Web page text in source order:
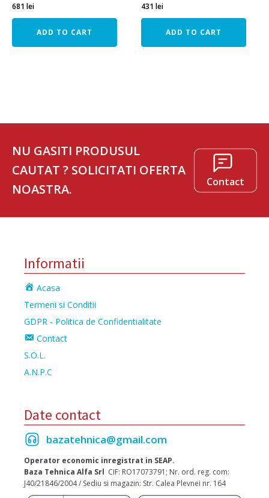
681 lei
ADD TO CART
431lei
ADD TO CART
NU GASITI PRODUSUL
CAUTAT ? SOLICITATI OFERTA
NOASTRA.
Contact
Informatii
Acasa
Termeni si Conditii
GDPR - Politica de Confidentialitate
Contact
S.O.L.
A.N.P.C
Date contact
bazatehnica@gmail.com
Operator economic inregistrat in SEAP.
Baza Tehnica Alfa Srl CIF: RO17073791; Nr. ord. reg. com:
J40/21846/2004 / Sediu si magazin: Str. Calea Plevnei nr. 164